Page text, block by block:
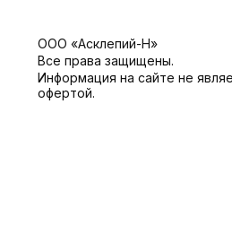
ООО «Асклепий-Н»
Все права защищены.
Информация на сайте не
офертой.